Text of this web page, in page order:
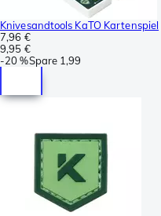
Knivesandtools KaTO Kartenspiel
7,96 €
9,95 €
-20 %Spare 1,99